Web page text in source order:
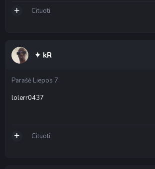
Cituoti
✦ kR
Parašė Liepos 7
lolerr0437
Cituoti